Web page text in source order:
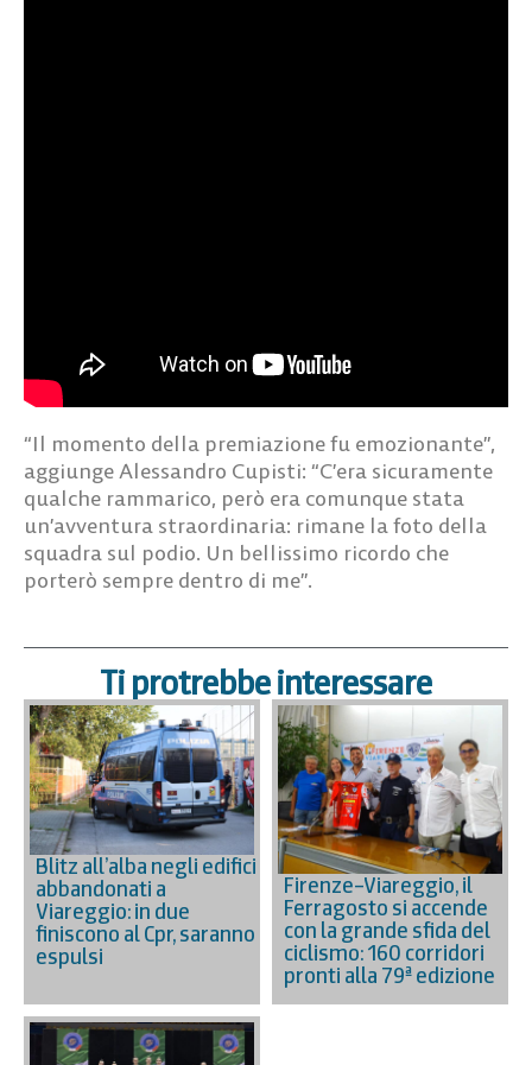
“Il momento della premiazione fu emozionante”,
aggiunge Alessandro Cupisti: “C’era sicuramente
qualche rammarico, però era comunque stata
un’avventura straordinaria: rimane la foto della
squadra sul podio. Un bellissimo ricordo che
porterò sempre dentro di me”.
Ti protrebbe interessare
Blitz all’alba negli edifici
abbandonati a
Viareggio: in due
finiscono al Cpr, saranno
espulsi
Firenze–Viareggio, il
Ferragosto si accende
con la grande sfida del
ciclismo: 160 corridori
pronti alla 79ª edizione